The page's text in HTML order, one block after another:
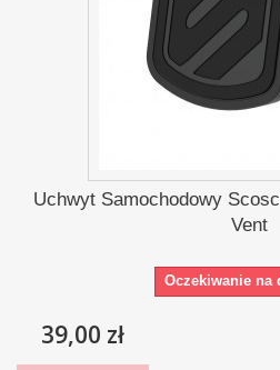
Uchwyt Samochodowy
Vent
Oczekiwanie na
39,00 zł